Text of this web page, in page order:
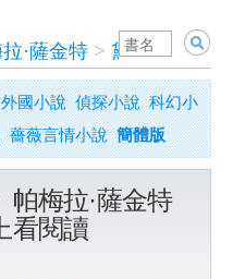
·薩金特 > 黛安娜與大精
外國小說 偵探小說 科幻小
薔薇言情小說 簡體版
帕梅拉·薩金特
看閱讀